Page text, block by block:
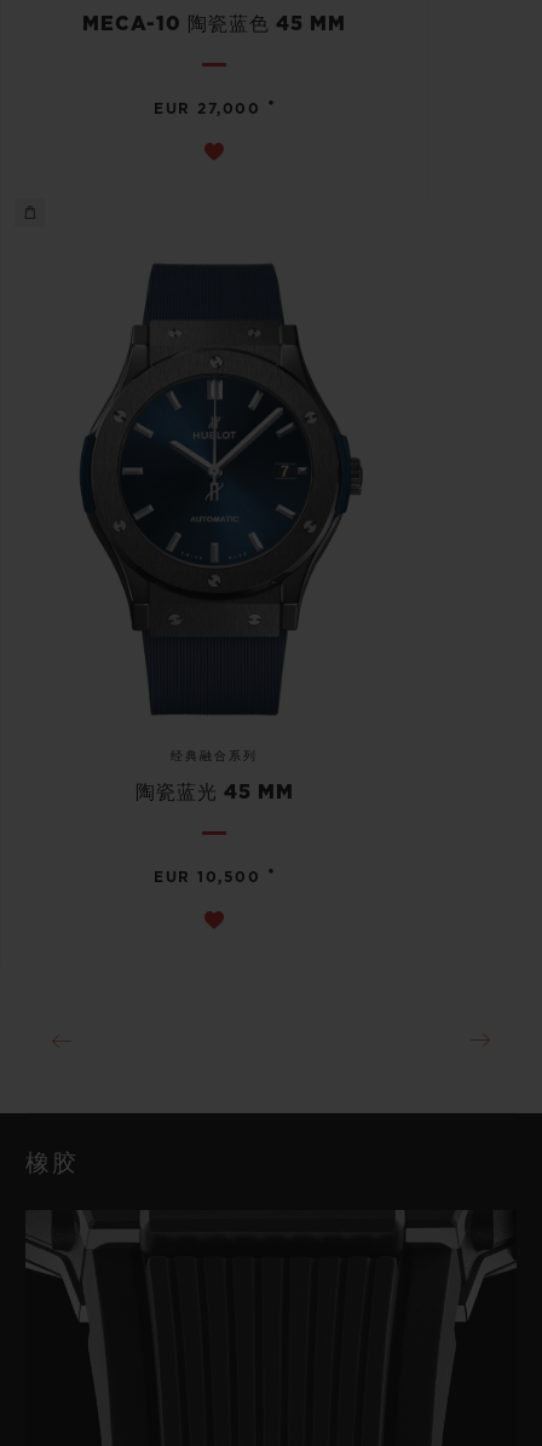
MECA-10 陶瓷蓝色 45 MM
EUR 27,000 •
经典融合系列
陶瓷蓝光 45 MM
EUR 10,500 •
橡胶